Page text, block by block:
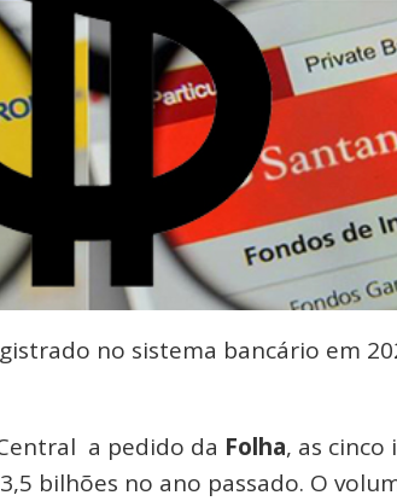
no sistema bancário em
a pedido da Folha, as
bilhões no ano passado. O